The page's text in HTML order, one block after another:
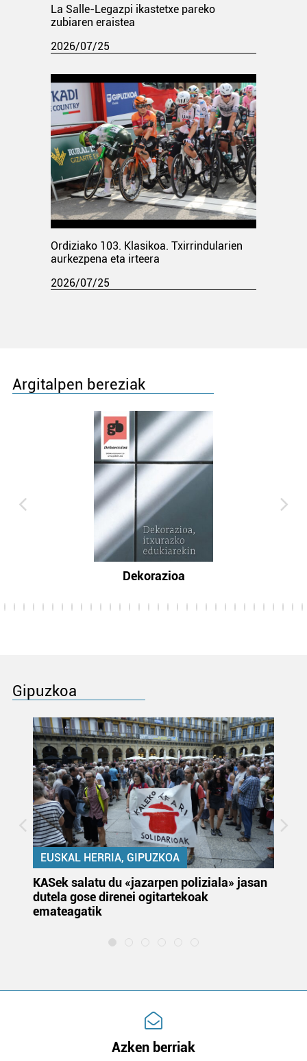
La Salle-Legazpi ikastetxe pareko
zubiaren eraistea
2026/07/25
Ordiziako 103. Klasikoa. Txirrindularien
aurkezpena eta irteera
2026/07/25
Argitalpen bereziak
Dekorazioa
Gipuzkoa
EUSKAL HERRIA, GIPUZKOA
KASek salatu du «jazarpen poliziala» jasan
dutela gose direnei ogitartekoak
emateagatik
Azken berriak